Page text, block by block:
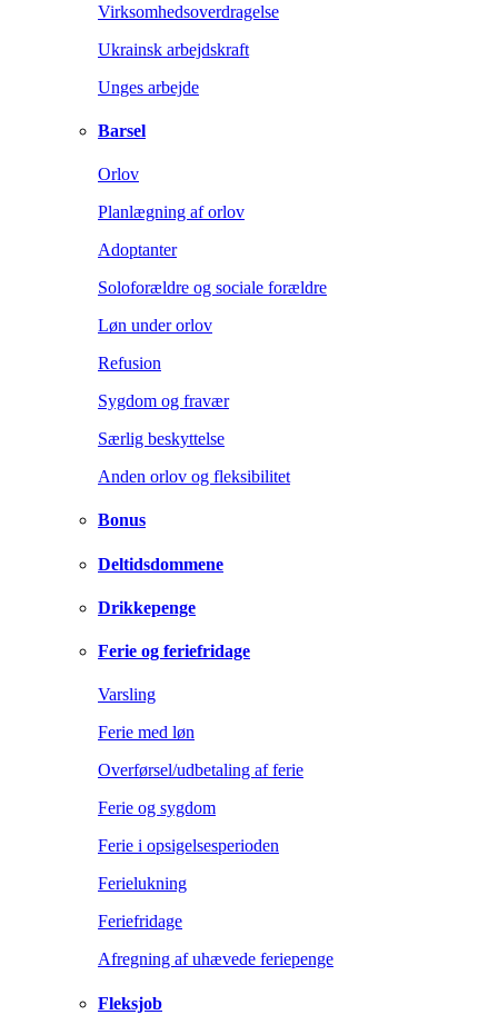
Virksomhedsoverdragelse
Ukrainsk arbejdskraft
Unges arbejde
Barsel
Orlov
Planlægning af orlov
Adoptanter
Soloforældre og sociale forældre
Løn under orlov
Refusion
Sygdom og fravær
Særlig beskyttelse
Anden orlov og fleksibilitet
Bonus
Deltidsdommene
Drikkepenge
Ferie og feriefridage
Varsling
Ferie med løn
Overførsel/udbetaling af ferie
Ferie og sygdom
Ferie i opsigelsesperioden
Ferielukning
Feriefridage
Afregning af uhævede feriepenge
Fleksjob